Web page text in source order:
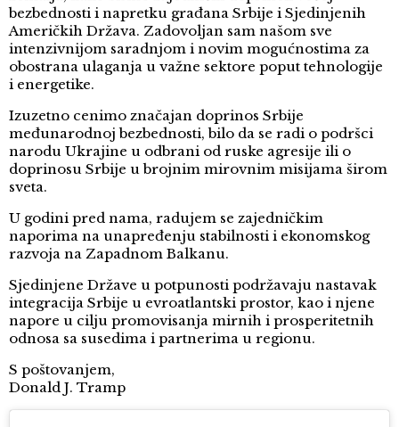
bezbednosti i napretku građana Srbije i Sjedinjenih
Američkih Država. Zadovoljan sam našom sve
intenzivnijom saradnjom i novim mogućnostima za
obostrana ulaganja u važne sektore poput tehnologije
i energetike.
Izuzetno cenimo značajan doprinos Srbije
međunarodnoj bezbednosti, bilo da se radi o podršci
narodu Ukrajine u odbrani od ruske agresije ili o
doprinosu Srbije u brojnim mirovnim misijama širom
sveta.
U godini pred nama, radujem se zajedničkim
naporima na unapređenju stabilnosti i ekonomskog
razvoja na Zapadnom Balkanu.
Sjedinjene Države u potpunosti podržavaju nastavak
integracija Srbije u evroatlantski prostor, kao i njene
napore u cilju promovisanja mirnih i prosperitetnih
odnosa sa susedima i partnerima u regionu.
S poštovanjem,
Donald J. Tramp